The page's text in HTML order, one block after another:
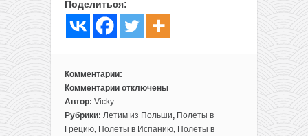
Поделиться:
Комментарии:
Комментарии
к
записи
Еще
отключены
Автор: Vicky
Рубрики: Летим из Польши, Полеты в
Грецию, Полеты в Испанию, Полеты в